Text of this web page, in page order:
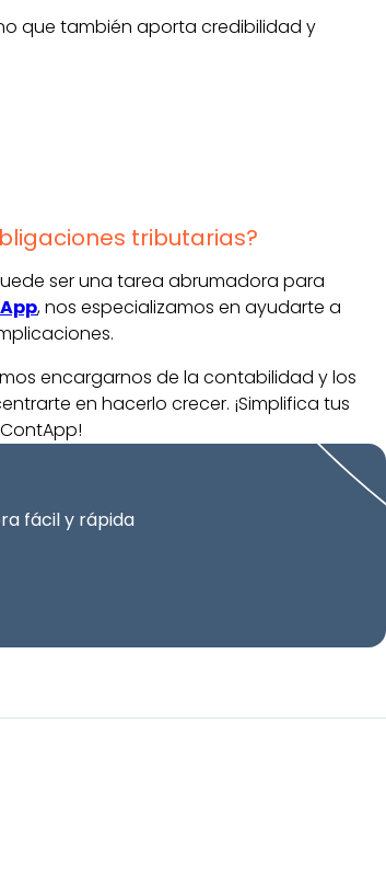
que también aporta credibilidad y
tributarias?
ser una tarea abrumadora para
, nos especializamos en ayudarte a
encargarnos de la contabilidad y los
en hacerlo crecer. ¡Simplifica tus
fácil y rápida